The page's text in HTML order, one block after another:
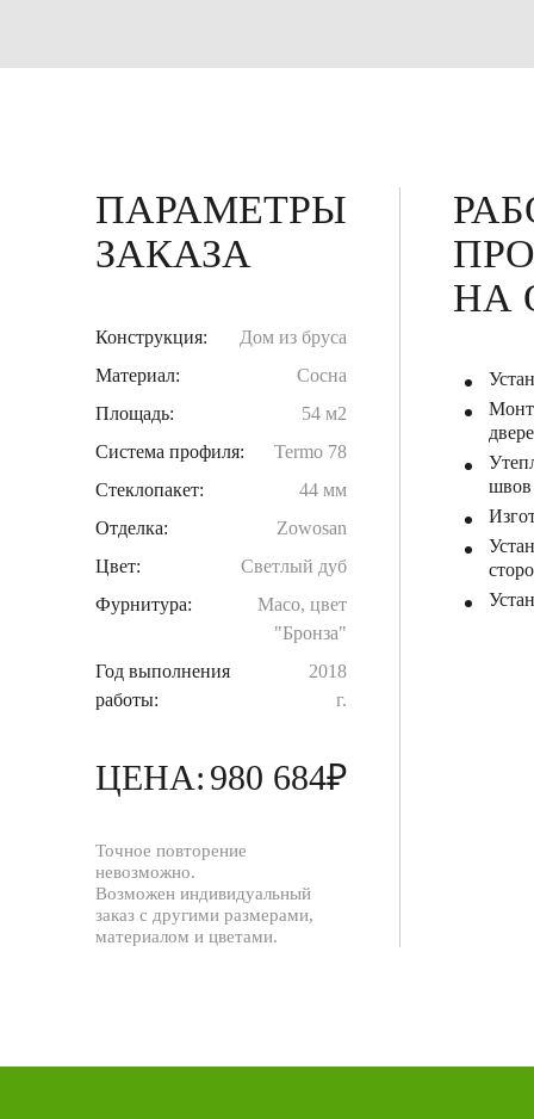
ПАРАМЕТРЫ
ЗАКАЗА
Конструкция:
Дом из бруса
Материал:
Сосна
Площадь:
54 м2
Система профиля:
Termo 78
Стеклопакет:
44 мм
Отделка:
Zowosan
Цвет:
Светлый дуб
Фурнитура:
Maco, цвет
"Бронза"
Год выполнения
работы:
2018
г.
ЦЕНА: 980 684₽
Точное повторение
невозможно.
Возможен индивидуальный
заказ с другими размерами,
материалом и цветами.
НА
швов